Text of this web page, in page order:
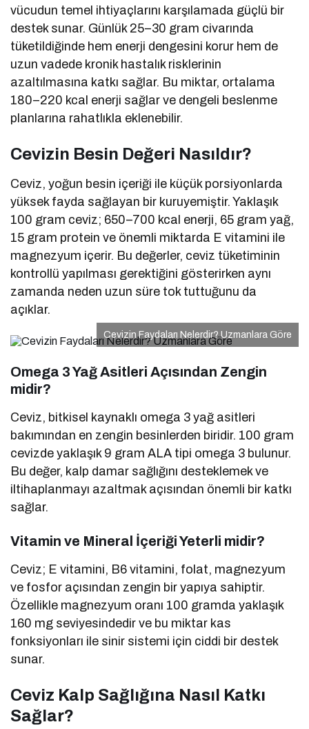
vücudun temel ihtiyaçlarını karşılamada güçlü bir
destek sunar. Günlük 25–30 gram civarında
tüketildiğinde hem enerji dengesini korur hem de
uzun vadede kronik hastalık risklerinin
azaltılmasına katkı sağlar. Bu miktar, ortalama
180–220 kcal enerji sağlar ve dengeli beslenme
planlarına rahatlıkla eklenebilir.
Cevizin Besin Değeri Nasıldır?
Ceviz, yoğun besin içeriği ile küçük porsiyonlarda
yüksek fayda sağlayan bir kuruyemiştir. Yaklaşık
100 gram ceviz; 650–700 kcal enerji, 65 gram yağ,
15 gram protein ve önemli miktarda E vitamini ile
magnezyum içerir. Bu değerler, ceviz tüketiminin
kontrollü yapılması gerektiğini gösterirken aynı
zamanda neden uzun süre tok tuttuğunu da
açıklar.
Cevizin Faydaları Nelerdir? Uzmanlara Göre
Omega 3 Yağ Asitleri Açısından Zengin
midir?
Ceviz, bitkisel kaynaklı omega 3 yağ asitleri
bakımından en zengin besinlerden biridir. 100 gram
cevizde yaklaşık 9 gram ALA tipi omega 3 bulunur.
Bu değer, kalp damar sağlığını desteklemek ve
iltihaplanmayı azaltmak açısından önemli bir katkı
sağlar.
Vitamin ve Mineral İçeriği Yeterli midir?
Ceviz; E vitamini, B6 vitamini, folat, magnezyum
ve fosfor açısından zengin bir yapıya sahiptir.
Özellikle magnezyum oranı 100 gramda yaklaşık
160 mg seviyesindedir ve bu miktar kas
fonksiyonları ile sinir sistemi için ciddi bir destek
sunar.
Ceviz Kalp Sağlığına Nasıl Katkı
Sağlar?